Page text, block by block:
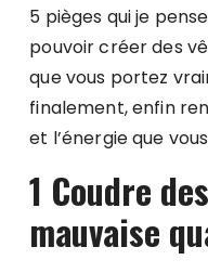
5 pièges qui je
pouvoir créer des
que vous portez
finalement, enfin
et l’énergie que
1 Coudre
mauvaise